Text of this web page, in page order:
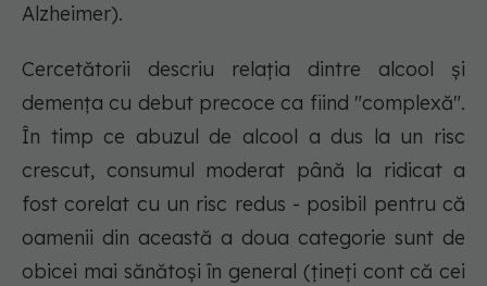
Alzheimer).
Cercetătorii descriu relația dintre alcool și
demența cu debut precoce ca fiind "complexă".
În timp ce abuzul de alcool a dus la un risc
crescut, consumul moderat până la ridicat a
fost corelat cu un risc redus - posibil pentru că
oamenii din această a doua categorie sunt de
obicei mai sănătoși în general (țineți cont că cei